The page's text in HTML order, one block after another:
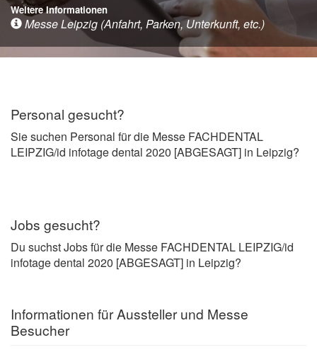
Weitere Informationen
Messe Leipzig (Anfahrt, Parken, Unterkunft, etc.)
Personal gesucht?
Sie suchen Personal für die Messe FACHDENTAL
LEIPZIG/id infotage dental 2020 [ABGESAGT] in Leipzig?
Jobs gesucht?
Du suchst Jobs für die Messe FACHDENTAL LEIPZIG/id
infotage dental 2020 [ABGESAGT] in Leipzig?
Informationen für Aussteller und Messe
Besucher